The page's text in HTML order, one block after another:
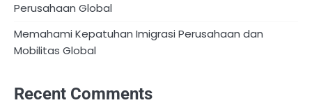
Perusahaan Global
Memahami Kepatuhan Imigrasi Perusahaan dan
Mobilitas Global
Recent Comments